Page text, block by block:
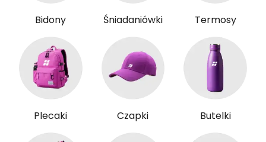
Bidony Śniadaniówki Termosy
Plecaki Czapki Butelki